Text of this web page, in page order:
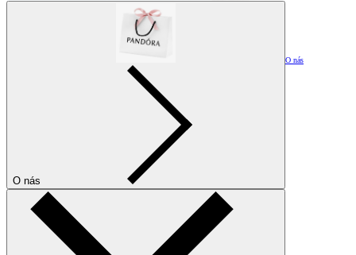
O nás
O nás